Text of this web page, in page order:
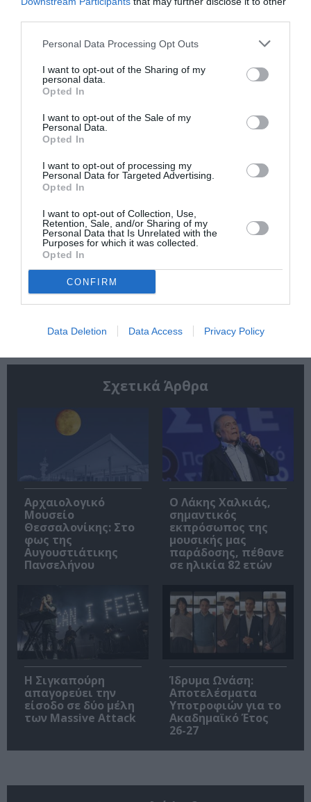
Personal Data Processing Opt Outs
I want to opt-out of the Sharing of my
personal data.
Opted In
I want to opt-out of the Sale of my
Personal Data.
Opted In
I want to opt-out of processing my
Personal Data for Targeted Advertising.
Opted In
I want to opt-out of Collection, Use,
Retention, Sale, and/or Sharing of my
Personal Data that Is Unrelated with the
Purposes for which it was collected.
Opted In
CONFIRM
Data Deletion Data Access Privacy Policy
Tags
ΑΡΧΑΙΟ ΔΡΑΜΑ
ΚΩΣΤΑΣ ΦΙΛΙΠΠΟΓΛΟΥ
ΛΥΚΕΙΟ ΕΠΙΔΑΥΡΟΥ
ΦΕΣΤΙΒΑΛ ΑΘΗΝΩΝ ΚΑΙ ΕΠΙΔΑΥΡΟΥ
Newsletter
την Τέχνη και τον Πολιτισμό!
Ακολουθήστε το Culturenow.gr
Σχετικά Άρθρα
Αρχαιολογικό
Μουσείο
Θεσσαλονίκης: Στο
φως της
Αυγουστιάτικης
Πανσελήνου
Ο Λάκης Χαλκιάς,
σημαντικός
εκπρόσωπος της
μουσικής μας
παράδοσης, πέθανε
σε ηλικία 82 ετών
Η Σιγκαπούρη
απαγορεύει την
είσοδο σε δύο μέλη
των Massive Attack
Ίδρυμα Ωνάση:
Αποτελέσματα
Υποτροφιών για το
Ακαδημαϊκό Έτος
26-27